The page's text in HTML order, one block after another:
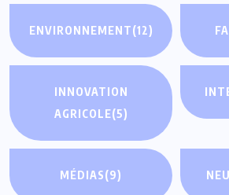
ENVIRONNEMENT(12)
INNOVATION
AGRICOLE(5)
MÉDIAS(9)